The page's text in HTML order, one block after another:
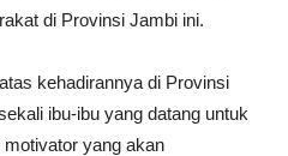
di Provinsi Jambi ini.
kehadirannya di Provinsi
ibu-ibu yang datang untuk
yang akan